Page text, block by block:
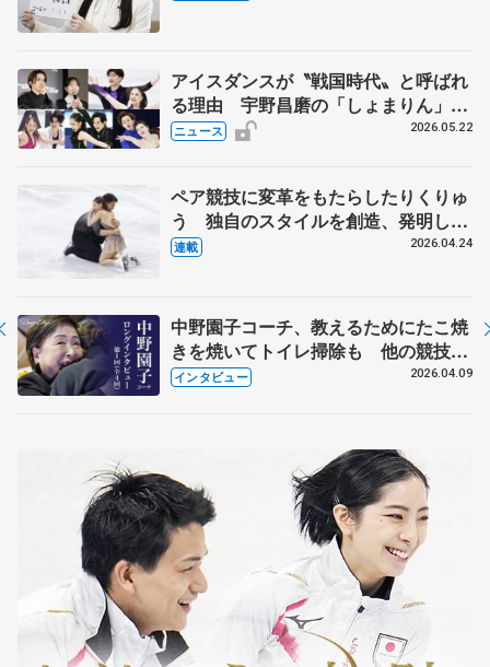
アイスダンスが〝戦国時代〟と呼ばれ
る理由 宇野昌磨の「しょまりん」ら
実力者が相次いで参戦 国内の競争激
ニュース 2026.05.22
ペア競技に変革をもたらしたりくりゅ
う 独自のスタイルを創造、発明した
【引退発表後②】
連載 2026.04.24
中野園子コーチ、教えるためにたこ焼
きを焼いてトイレ掃除も 他の競技に
も通用するという坂本花織の筋肉
インタビュー 2026.04.09